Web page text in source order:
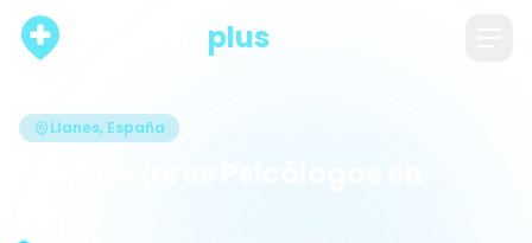
plus
Llanes, España